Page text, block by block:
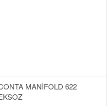
MANİFOLD 622